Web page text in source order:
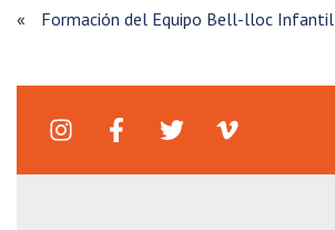
« Formación del Equipo Bell-lloc Infantil